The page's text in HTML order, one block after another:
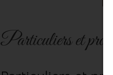
Particuliers et